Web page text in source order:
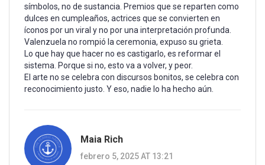
símbolos, no de sustancia. Premios que se reparten como
dulces en cumpleaños, actrices que se convierten en
íconos por un viral y no por una interpretación profunda.
Valenzuela no rompió la ceremonia, expuso su grieta.
Lo que hay que hacer no es castigarlo, es reformar el
sistema. Porque si no, esto va a volver, y peor.
El arte no se celebra con discursos bonitos, se celebra con
reconocimiento justo. Y eso, nadie lo ha hecho aún.
Maia Rich
febrero 5, 2025 AT 13:21